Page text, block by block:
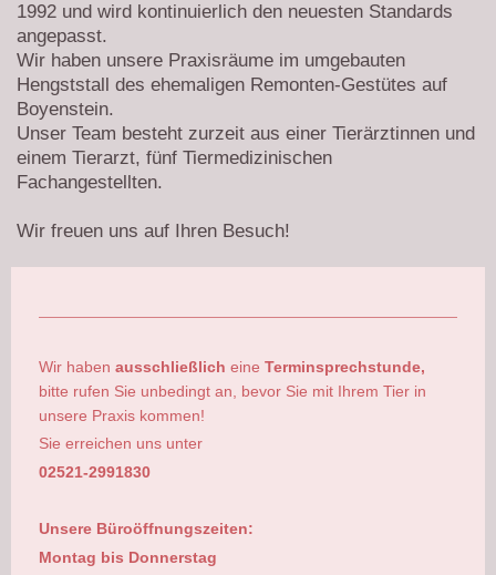
1992 und wird kontinuierlich den neuesten Standards
angepasst.
Wir haben unsere Praxisräume im umgebauten
Hengststall des ehemaligen Remonten-Gestütes auf
Boyenstein.
Unser Team besteht zurzeit aus einer Tierärztinnen und
einem Tierarzt, fünf Tiermedizinischen
Fachangestellten.
Wir freuen uns auf Ihren Besuch!
Wir haben ausschließlich eine Terminsprechstunde,
bitte rufen Sie unbedingt an, bevor Sie mit Ihrem Tier in
unsere Praxis kommen!
Sie erreichen uns unter
02521-2991830
Unsere Büroöffnungszeiten:
Montag bis Donnerstag